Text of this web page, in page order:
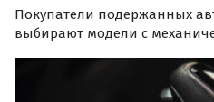
Покупатели подержанных
выбирают модели с
проанализировав спрос
платформе за период с